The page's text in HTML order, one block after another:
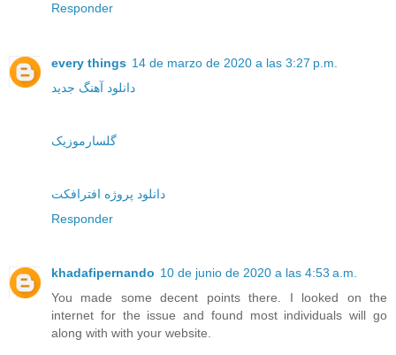
Responder
every things 14 de marzo de 2020 a las 3:27 p.m.
دانلود آهنگ جدید
گلسارموزیک
دانلود پروژه افترافکت
Responder
khadafipernando 10 de junio de 2020 a las 4:53 a.m.
You made some decent points there. I looked on the
internet for the issue and found most individuals will go
along with with your website.